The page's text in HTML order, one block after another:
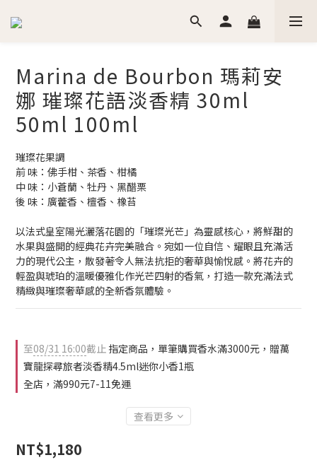
Marina de Bourbon 瑪莉安
娜 璀璨花語淡香精 30ml
50ml 100ml
璀璨花果調
前 味：佛手柑、茶香、柑橘
中 味：小蒼蘭、牡丹、黑醋栗
後 味：廣藿香、檀香、橡苔
以法式皇室陽光灑落花園的「璀璨光芒」為靈感核心，將鮮甜的
水果與盛開的經典花卉完美融合。宛如一位自信、耀眼且充滿活
力的現代公主，散發著令人無法抗拒的奢華與愉悅感。將花卉的
輕盈與琥珀的溫暖優雅化作光芒四射的香氣，打造一款充滿法式
精緻與璀璨奢華感的全新香氛體驗。
至08/31 16:00截止 指定商品，單筆購買香水滿3000元，贈萬
寶龍探尋旅者淡香精4.5ml迷你小香1瓶
全店，滿990元7-11免運
查看更多
NT$1,180